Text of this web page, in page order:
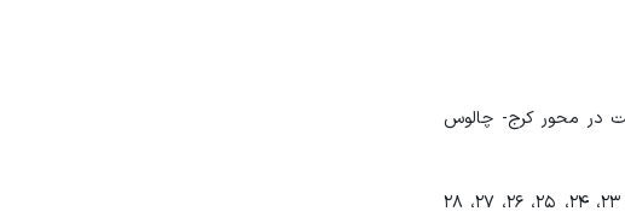
در محور کرج- چالوس
همچنین تردد انواع وسایل نقلیه از ساعت ۱۲: ۰۰ روزهای سه‌شنبه، چهارشنبه، پنجشنبه، جمعه، شنبه، یکشنبه و دوشنبه، تاریخ‌های ۲۳، ۲۴، ۲۵، ۲۶، ۲۷، ۲۸